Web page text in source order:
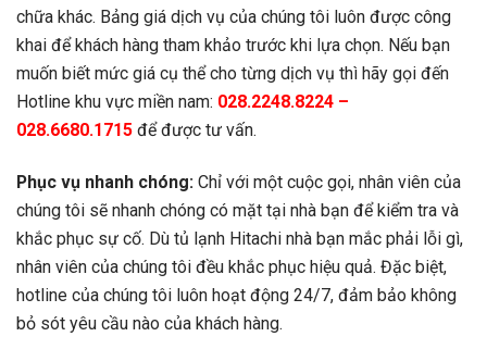
chữa khác. Bảng giá dịch vụ của chúng tôi luôn được công
khai để khách hàng tham khảo trước khi lựa chọn. Nếu bạn
muốn biết mức giá cụ thể cho từng dịch vụ thì hãy gọi đến
Hotline khu vực miền nam: 028.2248.8224 –
028.6680.1715 để được tư vấn.
Phục vụ nhanh chóng: Chỉ với một cuộc gọi, nhân viên của
chúng tôi sẽ nhanh chóng có mặt tại nhà bạn để kiểm tra và
khắc phục sự cố. Dù tủ lạnh Hitachi nhà bạn mắc phải lỗi gì,
nhân viên của chúng tôi đều khắc phục hiệu quả. Đặc biệt,
hotline của chúng tôi luôn hoạt động 24/7, đảm bảo không
bỏ sót yêu cầu nào của khách hàng.